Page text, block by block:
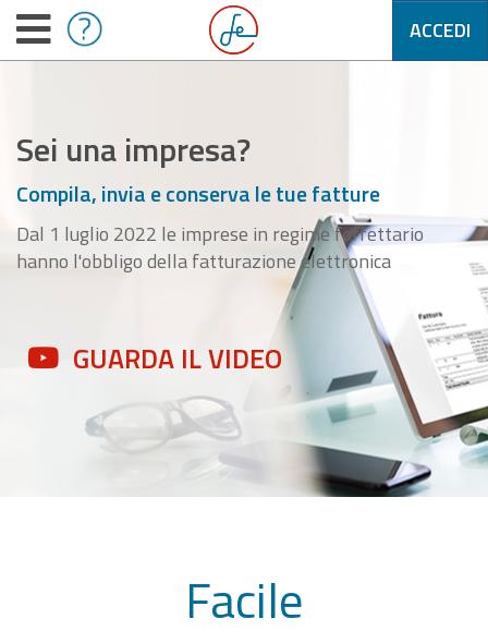
ACCEDI
Sei una impresa?
Compila, invia e conserva le tue fatture
Dal 1 luglio 2022 le imprese in regime forfettario
hanno l'obbligo della fatturazione elettronica
GUARDA IL VIDEO
Facile